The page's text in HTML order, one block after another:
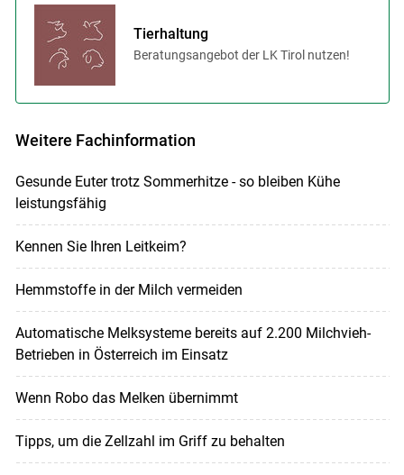
Tierhaltung
Beratungsangebot der LK Tirol nutzen!
Weitere Fachinformation
Gesunde Euter trotz Sommerhitze - so bleiben Kühe
leistungsfähig
Kennen Sie Ihren Leitkeim?
Hemmstoffe in der Milch vermeiden
Automatische Melksysteme bereits auf 2.200 Milchvieh-
Betrieben in Österreich im Einsatz
Wenn Robo das Melken übernimmt
Tipps, um die Zellzahl im Griff zu behalten